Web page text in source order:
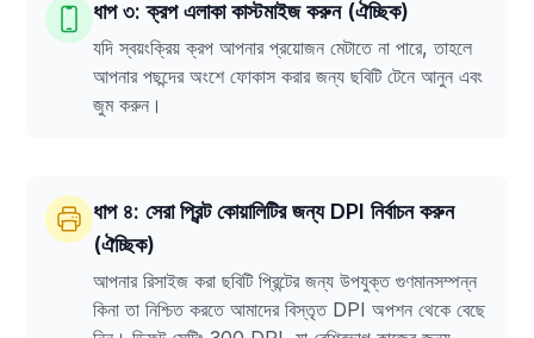
ধাপ ৩: ক্রপ এলাকা কাস্টমাইজ করুন (ঐচ্ছিক)
যদি স্বয়ংক্রিয় ক্রপ আপনার প্রয়োজন মেটাতে না পারে, তাহলে
আপনার পছন্দের অংশে ফোকাস করার জন্য ছবিটি টেনে আনুন এবং
জুম করুন।
ধাপ ৪: সেরা প্রিন্ট কোয়ালিটির জন্য DPI নির্বাচন করুন
(ঐচ্ছিক)
আপনার রিসাইজ করা ছবিটি প্রিন্টের জন্য উপযুক্ত গুণমানসম্পন্ন
কিনা তা নিশ্চিত করতে আমাদের বিস্তৃত DPI অপশন থেকে বেছে